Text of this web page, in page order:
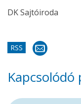
DK Sajtóiroda
RSS